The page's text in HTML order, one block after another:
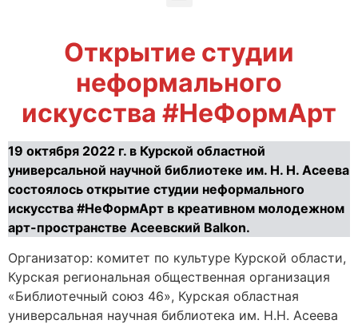
Открытие студии
неформального
искусства #НеФормАрт
19 октября 2022 г. в Курской областной
универсальной научной библиотеке им. Н. Н. Асеева
состоялось открытие студии неформального
искусства #НеФормАрт в креативном молодежном
арт-пространстве Асеевский Balkon.
Организатор: комитет по культуре Курской области,
Курская региональная общественная организация
«Библиотечный союз 46», Курская областная
универсальная научная библиотека им. Н.Н. Асеева